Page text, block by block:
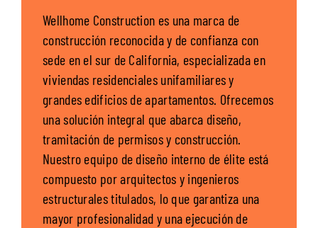
Wellhome Construction es una marca de
construcción reconocida y de confianza con
sede en el sur de California, especializada en
viviendas residenciales unifamiliares y
grandes edificios de apartamentos. Ofrecemos
una solución integral que abarca diseño,
tramitación de permisos y construcción.
Nuestro equipo de diseño interno de élite está
compuesto por arquitectos y ingenieros
estructurales titulados, lo que garantiza una
mayor profesionalidad y una ejecución de